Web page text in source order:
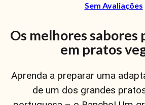
Sem Avaliações
Os melhores sabores
em pratos
Aprenda a preparar uma
de um dos grandes